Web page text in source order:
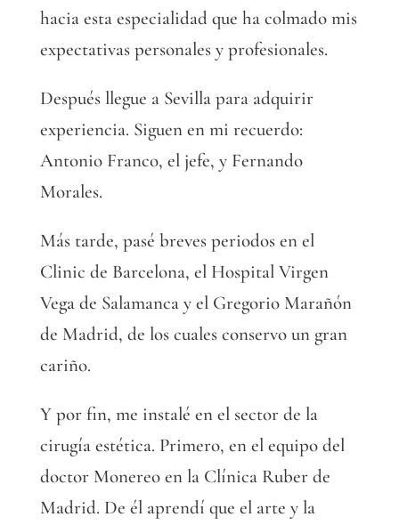
hacia esta especialidad que ha colmado mis
expectativas personales y profesionales.
Después llegue a Sevilla para adquirir
experiencia. Siguen en mi recuerdo:
Antonio Franco, el jefe, y Fernando
Morales.
Más tarde, pasé breves periodos en el
Clinic de Barcelona, el Hospital Virgen
Vega de Salamanca y el Gregorio Marañón
de Madrid, de los cuales conservo un gran
cariño.
Y por fin, me instalé en el sector de la
cirugía estética. Primero, en el equipo del
doctor Monereo en la Clínica Ruber de
Madrid. De él aprendí que el arte y la